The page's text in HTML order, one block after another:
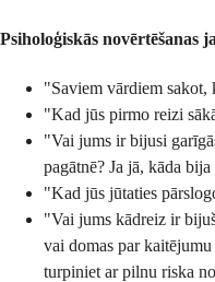
Psiholoģiskās novērtēšanas
"Saviem vārdiem sakot,
"Kad jūs pirmo reizi
"Vai jums ir bijusi
pagātnē? Ja jā, kāda
"Kad jūs jūtaties
"Vai jums kādreiz ir
vai domas par
turpiniet ar pilnu riska